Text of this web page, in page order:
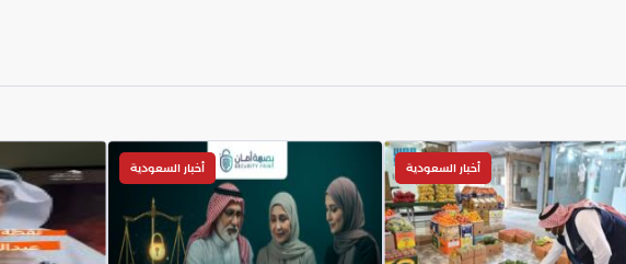
أخبار السعودية أخبار السعودية